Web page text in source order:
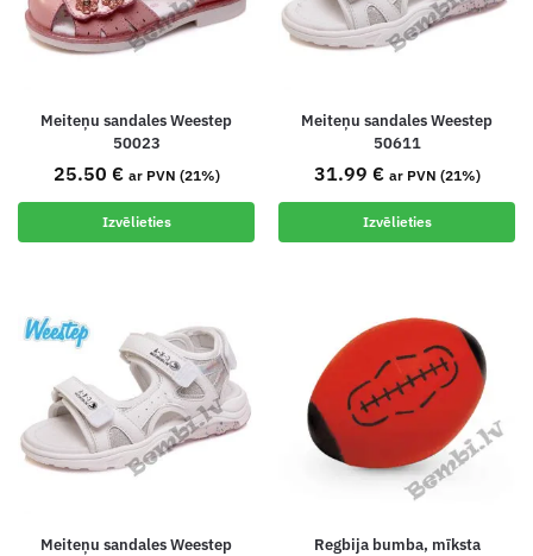
Meiteņu sandales Weestep
50023
25.50 € ar PVN (21%)
Izvēlieties
Meiteņu sandales Weestep
50611
31.99 € ar PVN (21%)
Izvēlieties
Meiteņu sandales Weestep
Regbija bumba, mīksta